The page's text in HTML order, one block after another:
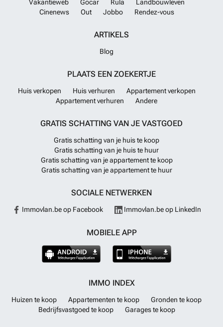
Vakantieweb Gocar Rula
Landbouwleven
Cinenews
Out Jobbo Rendez-vous
ARTIKELS
Blog
PLAATS EEN ZOEKERTJE
Huis verkopen Huis verhuren
Appartement verkopen
Appartement verhuren
Andere
GRATIS SCHATTING VAN JE VASTGOED
Gratis schatting van je huis te koop
Gratis schatting van je huis te huur
Gratis schatting van je appartement te koop
Gratis schatting van je appartement te huur
SOCIALE NETWERKEN
Immovlan.be op Facebook Immovlan.be op LinkedIn
MOBIELE APP
IMMO INDEX
Huizen te koop Appartementen te koop
Gronden te koop
Bedrijfsvastgoed te koop
Garages te koop